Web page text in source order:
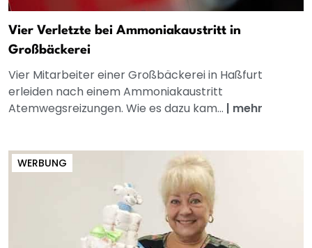
Vier Verletzte bei Ammoniakaustritt in
Großbäckerei
Vier Mitarbeiter einer Großbäckerei in Haßfurt
erleiden nach einem Ammoniakaustritt
Atemwegsreizungen. Wie es dazu kam... | mehr
WERBUNG